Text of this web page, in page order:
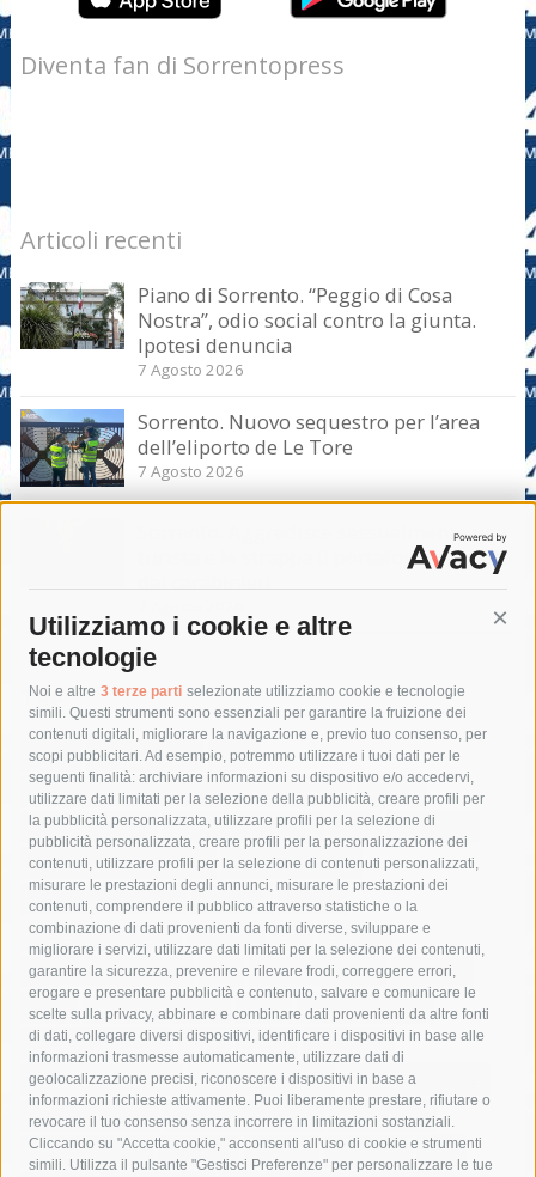
Utilizziamo i cookie e altre
tecnologie
Noi e altre 3 terze parti selezionate utilizziamo cookie e tecnologie
simili. Questi strumenti sono essenziali per garantire la fruizione dei
contenuti digitali, migliorare la navigazione e, previo tuo consenso, per
scopi pubblicitari. Ad esempio, potremmo utilizzare i tuoi dati per le
seguenti finalità: archiviare informazioni su dispositivo e/o accedervi,
utilizzare dati limitati per la selezione della pubblicità, creare profili per
la pubblicità personalizzata, utilizzare profili per la selezione di
pubblicità personalizzata, creare profili per la personalizzazione dei
contenuti, utilizzare profili per la selezione di contenuti personalizzati,
misurare le prestazioni degli annunci, misurare le prestazioni dei
contenuti, comprendere il pubblico attraverso statistiche o la
combinazione di dati provenienti da fonti diverse, sviluppare e
migliorare i servizi, utilizzare dati limitati per la selezione dei contenuti,
garantire la sicurezza, prevenire e rilevare frodi, correggere errori,
erogare e presentare pubblicità e contenuto, salvare e comunicare le
scelte sulla privacy, abbinare e combinare dati provenienti da altre fonti
di dati, collegare diversi dispositivi, identificare i dispositivi in base alle
informazioni trasmesse automaticamente, utilizzare dati di
geolocalizzazione precisi, riconoscere i dispositivi in base a
informazioni richieste attivamente. Puoi liberamente prestare, rifiutare o
revocare il tuo consenso senza incorrere in limitazioni sostanziali.
Cliccando su "Accetta cookie," acconsenti all'uso di cookie e strumenti
simili. Utilizza il pulsante "Gestisci Preferenze" per personalizzare le tue
Diventa fan di Sorrentopress
Articoli recenti
Piano di Sorrento. “Peggio di Cosa
Nostra”, odio social contro la giunta.
Ipotesi denuncia
7 Agosto 2026
Sorrento. Nuovo sequestro per l’area
dell’eliporto de Le Tore
7 Agosto 2026
Sorrento. Aggredisce sessualmente una
turista e le strappa il portafogli, fermato
Tag
acqua allerta meteo
anas
area marina protetta di punta campanella
arresto
Asl Napoli 3 sud
capitaneria di porto capri
carabinieri
castellammare di stabia
circumvesuviana
comune di sorrento
concerto
contagi
costiera amalfitana
covid-19 eav
elezioni
fondazione sorrento
gori guardia costiera
incidente
lavori
lorenzo balducelli mare
massa lubrense
massimo coppola
Meta napoli
ordinanza
penisola sorrentina
piano di sorrento
polizia municipale
protezione civile
Regione Campania
sant'agnello
sindaco cuomo
sorrento studenti temporali
treni